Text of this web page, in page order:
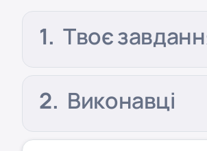
Твоє
Виконавці